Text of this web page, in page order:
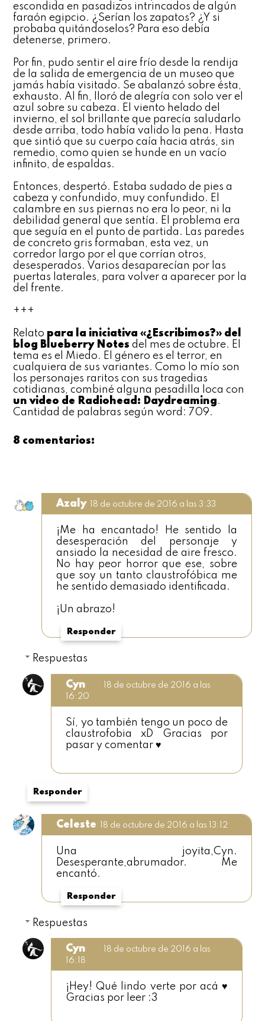
escondida en pasadizos intrincados de algún
faraón egipcio. ¿Serían los zapatos? ¿Y si
probaba quitándoselos? Para eso debía
detenerse, primero.
Por fin, pudo sentir el aire frío desde la rendija
de la salida de emergencia de un museo que
jamás había visitado. Se abalanzó sobre ésta,
exhausto. Al fin, lloró de alegría con solo ver el
azul sobre su cabeza. El viento helado del
invierno, el sol brillante que parecía saludarlo
desde arriba, todo había valido la pena. Hasta
que sintió que su cuerpo caía hacia atrás, sin
remedio, como quien se hunde en un vacío
infinito, de espaldas.
Entonces, despertó. Estaba sudado de pies a
cabeza y confundido, muy confundido. El
calambre en sus piernas no era lo peor, ni la
debilidad general que sentía. El problema era
que seguía en el punto de partida. Las paredes
de concreto gris formaban, esta vez, un
corredor largo por el que corrían otros,
desesperados. Varios desaparecían por las
puertas laterales, para volver a aparecer por la
del frente.
+++
Relato para la iniciativa «¿Escribimos?» del
blog Blueberry Notes del mes de octubre. El
tema es el Miedo. El género es el terror, en
cualquiera de sus variantes. Como lo mío son
los personajes raritos con sus tragedias
cotidianas, combiné alguna pesadilla loca con
un video de Radiohead: Daydreaming.
Cantidad de palabras según word: 709.
8 comentarios:
Azaly 18 de octubre de 2016 a las 3:33
¡Me ha encantado! He sentido la
desesperación del personaje y
ansiado la necesidad de aire fresco.
No hay peor horror que ese, sobre
que soy un tanto claustrofóbica me
he sentido demasiado identificada.
¡Un abrazo!
Responder
Respuestas
Cyn
18 de octubre de 2016 a las
16:20
Sí, yo también tengo un poco de
claustrofobia xD Gracias por
pasar y comentar ♥
Responder
Celeste 18 de octubre de 2016 a las 13:12
Una joyita,Cyn.
Desesperante,abrumador. Me
encantó.
Responder
Respuestas
Cyn
18 de octubre de 2016 a las
16:18
¡Hey! Qué lindo verte por acá ♥
Gracias por leer :3